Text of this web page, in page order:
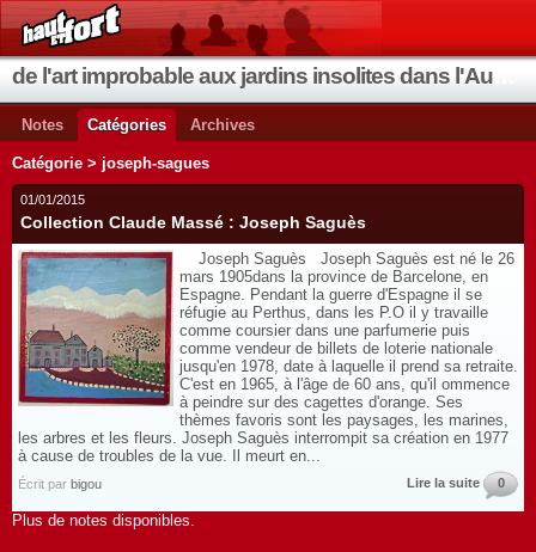
Notes Catégories Archives
Catégorie > joseph-sagues
01/01/2015
Collection Claude Massé : Joseph Saguès
Joseph Saguès Joseph Saguès est né le 26
mars 1905dans la province de Barcelone, en
Espagne. Pendant la guerre d'Espagne il se
réfugie au Perthus, dans les P.O il y travaille
comme coursier dans une parfumerie puis
comme vendeur de billets de loterie nationale
jusqu'en 1978, date à laquelle il prend sa retraite.
C'est en 1965, à l'âge de 60 ans, qu'il ommence
à peindre sur des cagettes d'orange. Ses
thèmes favoris sont les paysages, les marines,
les arbres et les fleurs. Joseph Saguès interrompit sa création en 1977
à cause de troubles de la vue. Il meurt en...
Écrit par bigou Lire la suite 0
Plus de notes disponibles.